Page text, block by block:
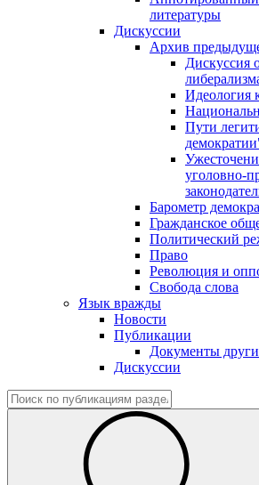
литературы
Дискуссии
Архив
Дискуссия
Идеология
Пути
уголовно-
Барометр
Гражданское
Политический
Право
Революция и
Свобода слова
Язык вражды
Новости
Публикации
Документы
Дискуссии